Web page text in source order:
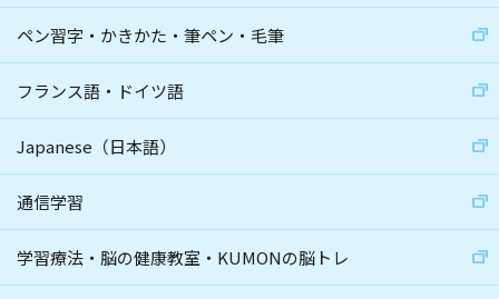
ペン習字・かきかた・筆ペン・毛筆
フランス語・ドイツ語
Japanese（日本語）
通信学習
学習療法・脳の健康教室・KUMONの脳トレ